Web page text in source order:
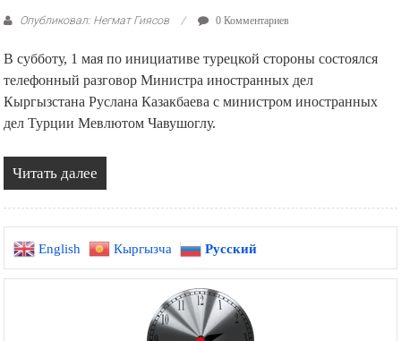
Опубликовал: Негмат Гиясов 0 Комментариев
В субботу, 1 мая по инициативе турецкой стороны состоялся
телефонный разговор Министра иностранных дел
Кыргызстана Руслана Казакбаева с министром иностранных
дел Турции Мевлютом Чавушоглу.
Читать далее
English Кыргызча Русский